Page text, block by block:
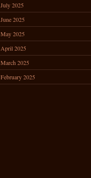
July 2025
June 2025
May 2025
April 2025
March 2025
February 2025